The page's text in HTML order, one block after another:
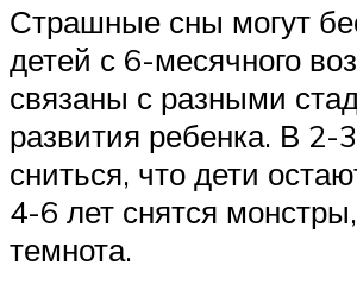
Страшные сны могут
детей с 6-месячного
связаны с разными
развития ребенка. В 2-
сниться, что дети
4-6 лет снятся
темнота.